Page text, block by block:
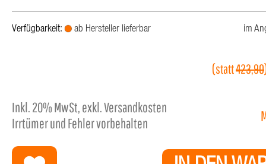
im
Verfügbarkeit: ab Hersteller lieferbar
(statt423,90
Inkl.20%MwSt, exkl. Versandkosten
Irrtümer und Fehler vorbehalten